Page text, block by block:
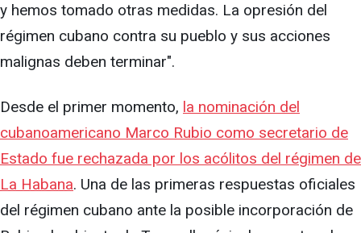
y hemos tomado otras medidas. La opresión del
régimen cubano contra su pueblo y sus acciones
malignas deben terminar".
Desde el primer momento, la nominación del
cubanoamericano Marco Rubio como secretario de
Estado fue rechazada por los acólitos del régimen de
La Habana. Una de las primeras respuestas oficiales
del régimen cubano ante la posible incorporación de